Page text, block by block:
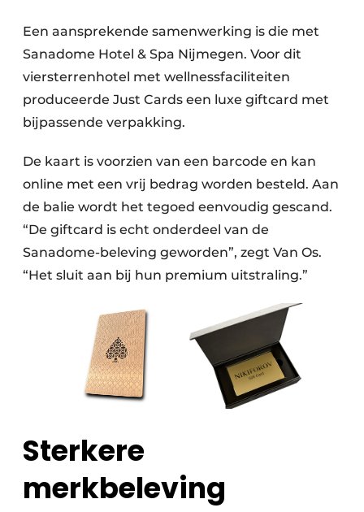
Een aansprekende samenwerking is die met
Sanadome Hotel & Spa Nijmegen. Voor dit
viersterrenhotel met wellnessfaciliteiten
produceerde Just Cards een luxe giftcard met
bijpassende verpakking.
De kaart is voorzien van een barcode en kan
online met een vrij bedrag worden besteld. Aan
de balie wordt het tegoed eenvoudig gescand.
“De giftcard is echt onderdeel van de
Sanadome-beleving geworden”, zegt Van Os.
“Het sluit aan bij hun premium uitstraling.”
Sterkere
merkbeleving